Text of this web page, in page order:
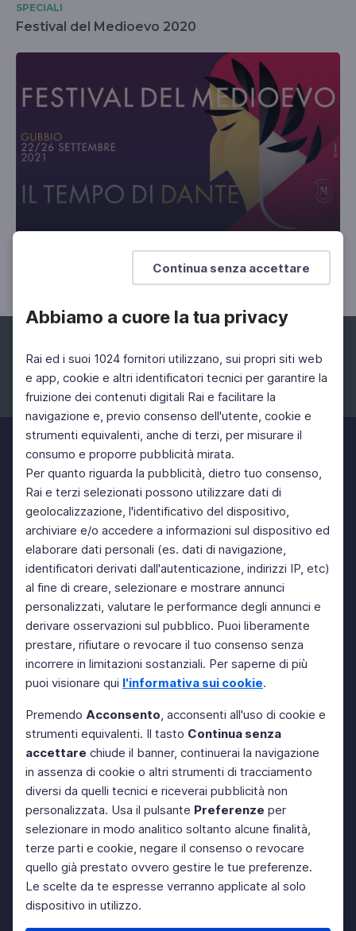
Continua senza accettare
Abbiamo a cuore la tua privacy
Rai ed i suoi 1024 fornitori utilizzano, sui propri siti web
e app, cookie e altri identificatori tecnici per garantire la
fruizione dei contenuti digitali Rai e facilitare la
navigazione e, previo consenso dell'utente, cookie e
strumenti equivalenti, anche di terzi, per misurare il
consumo e proporre pubblicità mirata.
Per quanto riguarda la pubblicità, dietro tuo consenso,
Rai e terzi selezionati possono utilizzare dati di
geolocalizzazione, l'identificativo del dispositivo,
archiviare e/o accedere a informazioni sul dispositivo ed
elaborare dati personali (es. dati di navigazione,
identificatori derivati dall'autenticazione, indirizzi IP, etc)
al fine di creare, selezionare e mostrare annunci
personalizzati, valutare le performance degli annunci e
derivare osservazioni sul pubblico. Puoi liberamente
prestare, rifiutare o revocare il tuo consenso senza
incorrere in limitazioni sostanziali. Per saperne di più
puoi visionare qui l'informativa sui cookie.
Premendo Acconsento, acconsenti all'uso di cookie e
strumenti equivalenti. Il tasto Continua senza
accettare chiude il banner, continuerai la navigazione
in assenza di cookie o altri strumenti di tracciamento
diversi da quelli tecnici e riceverai pubblicità non
personalizzata. Usa il pulsante Preferenze per
selezionare in modo analitico soltanto alcune finalità,
terze parti e cookie, negare il consenso o revocare
quello già prestato ovvero gestire le tue preferenze.
Le scelte da te espresse verranno applicate al solo
dispositivo in utilizzo.
SPECIALI
Festival del Medioevo 2020
Festival del Medioevo 2021
Facebook Instagram Twitter